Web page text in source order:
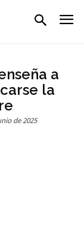
a
la
de 2025